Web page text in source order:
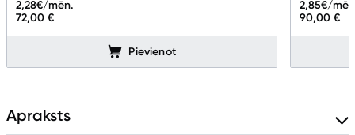
Vēlmju saraksts
Blogs
72,00 €
2,28€/mēn.
Pievienot
90,00 €
2,85€/
Apraksts